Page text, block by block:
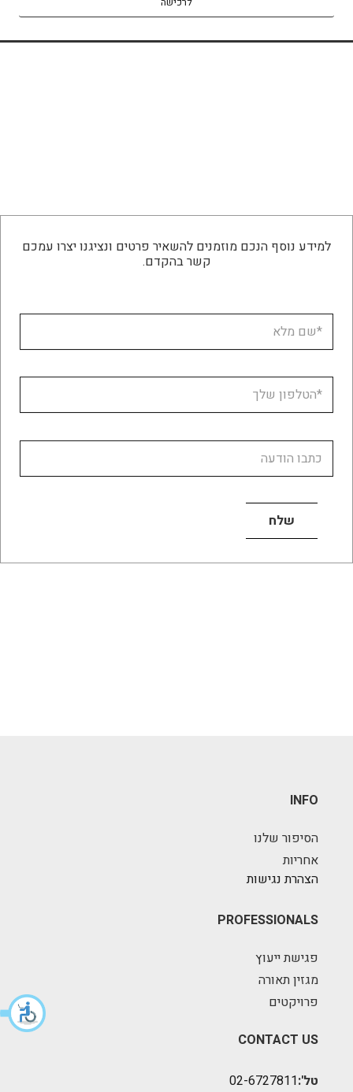
למידע נוסף הנכם מוזמנים להשאיר פרטים ונציגנו יצרו עמכם
קשר בהקדם.
INFO
הסיפור שלנו
אחריות
הצהרת נגישות
PROFESSIONALS
פגישת ייעוץ
מגזין תאורה
פרויקטים
CONTACT US
טל':02-6727811